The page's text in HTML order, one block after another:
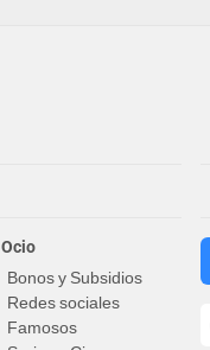
Ocio
Bonos y Subsidios
Redes sociales
Famosos